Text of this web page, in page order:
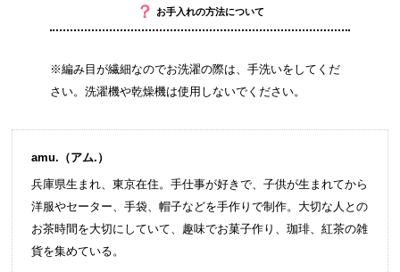
？ お手入れの方法について
※編み目が繊細なのでお洗濯の際は、手洗いをしてくだ
さい。洗濯機や乾燥機は使用しないでください。
amu.（アム.）
兵庫県生まれ、東京在住。手仕事が好きで、子供が生まれてから
洋服やセーター、手袋、帽子などを手作りで制作。大切な人との
お茶時間を大切にしていて、趣味でお菓子作り、珈琲、紅茶の雑
貨を集めている。